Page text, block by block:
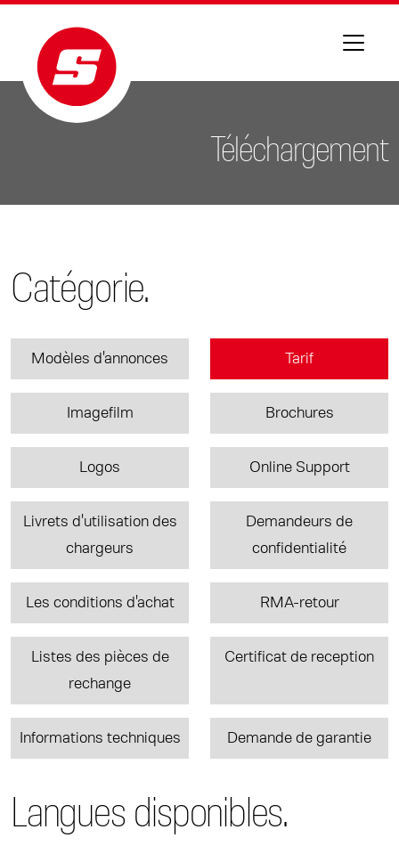
Téléchargement
Catégorie.
Modèles d'annonces Tarif
Imagefilm Brochures
Logos Online Support
Livrets d'utilisation des
chargeurs
Demandeurs de
confidentialité
Les conditions d'achat RMA-retour
Listes des pièces de
rechange
Certificat de reception
Informations techniques Demande de garantie
Langues disponibles.